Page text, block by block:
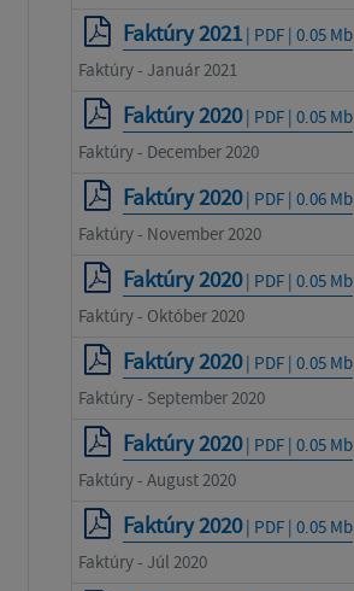
Faktúry 2021| PDF | 0.05 Mb
Faktúry - Január 2021
Faktúry 2020| PDF | 0.05 Mb
Faktúry - December 2020
Faktúry 2020| PDF | 0.06 Mb
Faktúry - November 2020
Faktúry 2020| PDF | 0.05 Mb
Faktúry - Október 2020
Faktúry 2020| PDF | 0.05 Mb
Faktúry - September 2020
Faktúry 2020| PDF | 0.05 Mb
Faktúry - August 2020
Faktúry 2020| PDF | 0.05 Mb
Faktúry - Júl 2020